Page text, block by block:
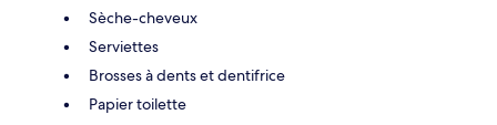
Sèche-cheveux
Serviettes
Brosses à dents et dentifrice
Papier toilette